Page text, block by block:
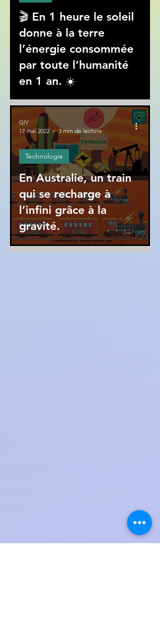
video
🎬 En 1 heure le soleil
donne à la terre
l’énergie consommée
par toute l’humanité
en 1 an. ☀️
En Australie, un train
qui se recharge à
l’infini grâce à la
gravité.
Technologie
GIY
17 mai 2022
3 min de lecture